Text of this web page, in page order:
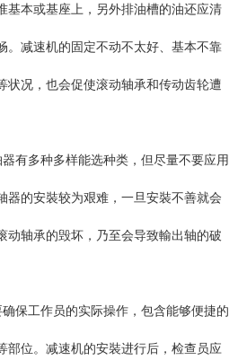
基本或基座上，另外排油槽的油还应清
。减速机的固定不动不太好、基本不靠
状况，也会促使滚动轴承和传动齿轮遭
有多种多样能选种类，但尽量不要应用
器的安裝较为艰难，一旦安裝不善就会
动轴承的毁坏，乃至会导致輸出轴的破
保工作员的实际操作，包含能够便捷的
部位。减速机的安裝进行后，检查员应